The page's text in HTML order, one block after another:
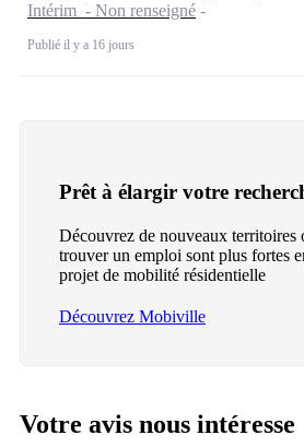
Intérim - Non renseigné
Publié il y a 16 jours
Prêt à élargir votre
Découvrez de nouveaux territoires
trouver un emploi sont plus fortes
projet de mobilité résidentielle
Découvrez Mobiville
Votre avis nous intéresse